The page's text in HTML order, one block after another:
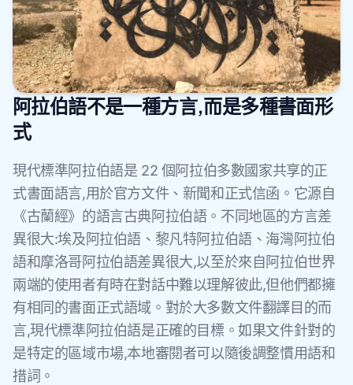
阿拉伯語不是一種方言,而是多種書面形
式
現代標準阿拉伯語是 22 個阿拉伯多數國家共享的正
式書面語言,用於官方文件、新聞和正式信函。它源自
《古蘭經》的語言古典阿拉伯語。不同地區的方言差
異很大:埃及阿拉伯語、黎凡特阿拉伯語、海灣阿拉伯
語和摩洛哥阿拉伯語差異很大,以至於來自阿拉伯世界
兩端的使用者有時在對話中難以理解彼此,但他們都擁
有相同的書面正式語域。對於大多數文件翻譯目的而
言,現代標準阿拉伯語是正確的目標。如果文件針對的
是特定的區域市場,本地審閱者可以隨後調整慣用語和
措詞。